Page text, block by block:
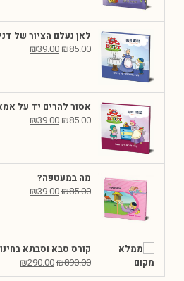
לאן נעלם הציור של
₪85.00
₪39.00
אסור להרים יד על
₪85.00
₪39.00
מה במעטפה?
₪85.00
₪39.00
קורס סבא וסבתא
₪890.00
₪290.00